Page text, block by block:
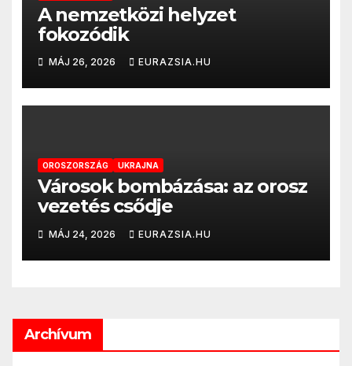
A nemzetközi helyzet
fokozódik
MÁJ 26, 2026 EURAZSIA.HU
OROSZORSZÁG UKRAJNA
Városok bombázása: az orosz
vezetés csődje
MÁJ 24, 2026 EURAZSIA.HU
Archívum